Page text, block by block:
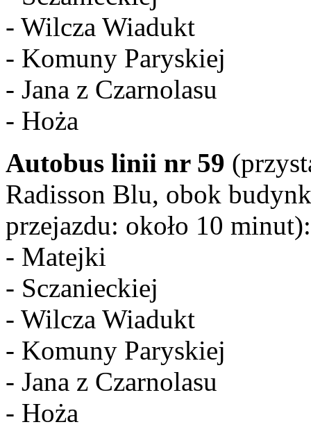
- Wilcza Wiadukt
- Komuny Paryskiej
- Jana z Czarnolasu
- Hoża
Autobus linii nr 59
Radisson Blu, obok
przejazdu: około 10 minut):
- Matejki
- Sczanieckiej
- Wilcza Wiadukt
- Komuny Paryskiej
- Jana z Czarnolasu
- Hoża